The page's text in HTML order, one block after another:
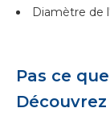
Diamètre de
Pas ce